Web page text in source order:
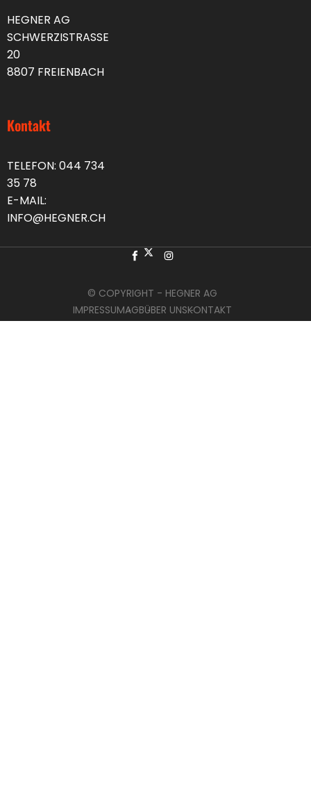
HEGNER AG
SCHWERZISTRASSE
20
8807 FREIENBACH
Kontakt
TELEFON: 044 734
35 78
E-MAIL:
INFO@HEGNER.CH
© COPYRIGHT - HEGNER AG
IMPRESSUMAGBÜBER UNSKONTAKT